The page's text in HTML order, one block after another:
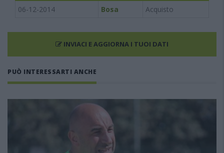
06-12-2014
Bosa Acquisto
INVIACI E AGGIORNA I TUOI DATI
PUÒ INTERESSARTI ANCHE